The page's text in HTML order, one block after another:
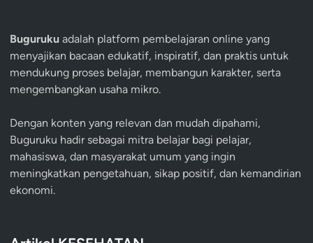
Buguruku adalah platform pembelajaran online yang
menyajikan bacaan edukatif, inspiratif, dan praktis untuk
mendukung proses belajar, membangun karakter, serta
mengembangkan usaha mikro.
Dengan konten yang relevan dan mudah dipahami,
Buguruku hadir sebagai mitra belajar bagi pelajar,
mahasiswa, dan masyarakat umum yang ingin
meningkatkan pengetahuan, sikap positif, dan kemandirian
ekonomi.